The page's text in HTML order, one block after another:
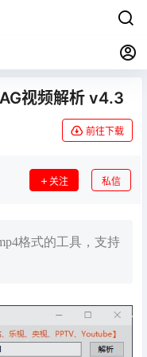
视频解析 v4.3
前往下载
关注 私信
格式的工具，支持